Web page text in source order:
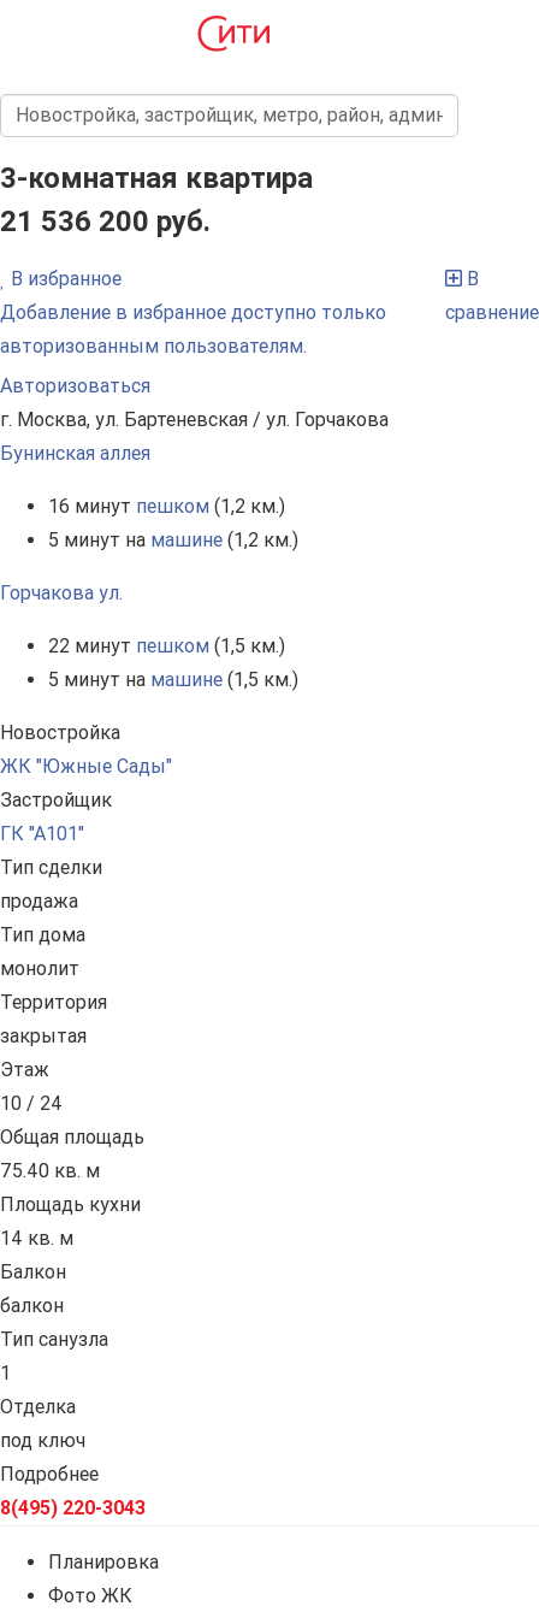
3-комнатная квартира
21 536 200 руб.
В избранное
Добавление в избранное доступно только
авторизованным пользователям.
Авторизоваться
В
сравнение
г. Москва, ул. Бартеневская / ул. Горчакова
Бунинская аллея
16 минут пешком (1,2 км.)
5 минут на машине (1,2 км.)
Горчакова ул.
22 минут пешком (1,5 км.)
5 минут на машине (1,5 км.)
Новостройка
ЖК "Южные Сады"
Застройщик
ГК "А101"
Тип сделки
продажа
Тип дома
монолит
Территория
закрытая
Этаж
10 / 24
Общая площадь
75.40 кв. м
Площадь кухни
14 кв. м
Балкон
балкон
Тип санузла
1
Отделка
под ключ
Подробнее
8(495) 220-3043
Планировка
Фото ЖК